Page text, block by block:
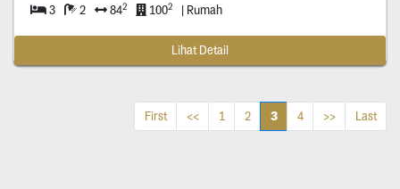
3 2 842 1002 | Rumah
Lihat Detail
First << 1 2 3 4 >> Last